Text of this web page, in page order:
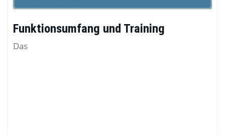
Funktionsumfang und Training
Das